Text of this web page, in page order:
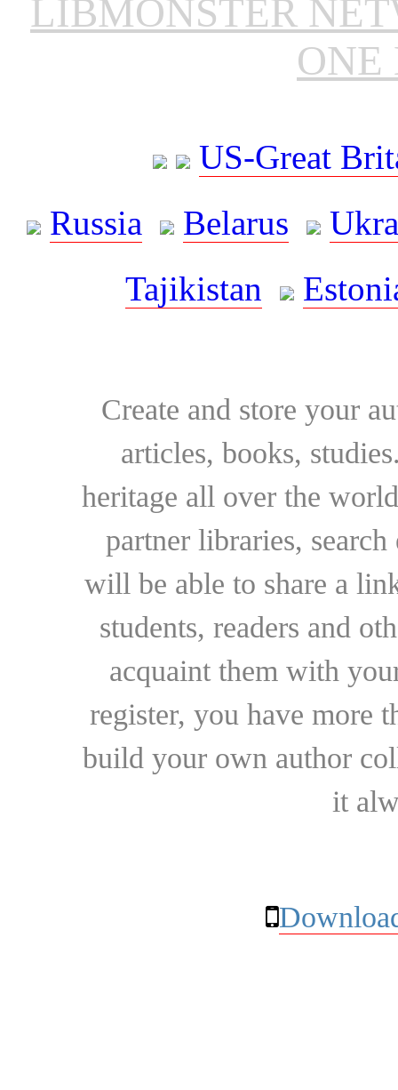
LIBMONSTER
ONE
US-Great
Russia
Belarus
Tajikistan
Create and store your
articles, books,
heritage all over the
partner libraries,
will be able to share a
students, readers and
acquaint them with
register, you have more
build your own author
it